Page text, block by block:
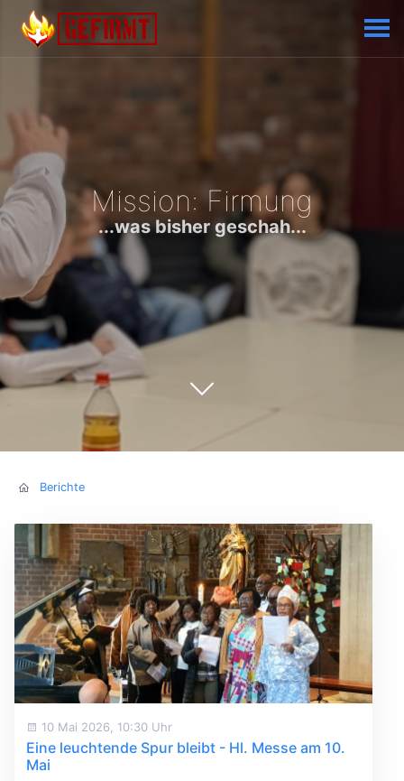
Mission: Firmung
...was bisher geschah...
Berichte
10 Mai 2026, 10:30 Uhr
Eine leuchtende Spur bleibt - Hl. Messe am 10.
Mai